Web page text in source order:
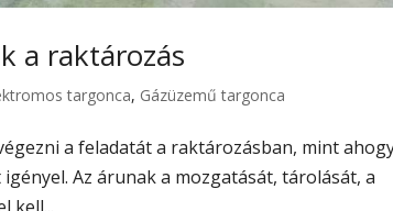
a raktározás
targonca, Gázüzemű targonca
a feladatát a raktározásban, mint
Az árunak a mozgatását, tárolását, a